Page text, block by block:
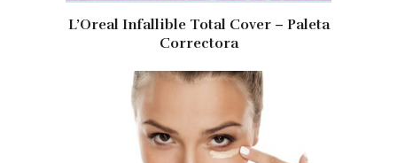
L’Oreal Infallible Total Cover – Paleta
Correctora